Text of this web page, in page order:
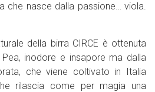
che nasce dalla passione… viola.
della birra CIRCE è ottenuta
inodore e insapore ma dalla
che viene coltivato in Italia
rilascia come per magia una